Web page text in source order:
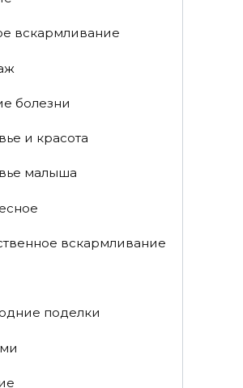
вскармливание
болезни
и красота
малыша
вскармливание
поделки